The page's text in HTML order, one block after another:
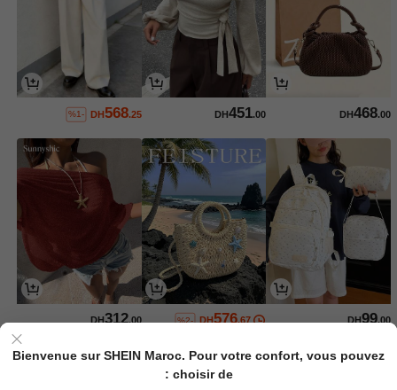
DH468.00
DH451.00
DH568.25
%1-
DH99.00
DH576.67
%2-
DH312.00
Bienvenue sur SHEIN Maroc. Pour votre confort, vous pouvez
choisir de :